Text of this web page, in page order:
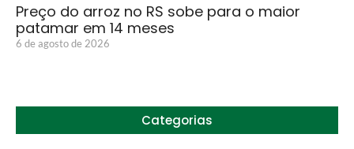
Preço do arroz no RS sobe para o maior
patamar em 14 meses
6 de agosto de 2026
Categorias